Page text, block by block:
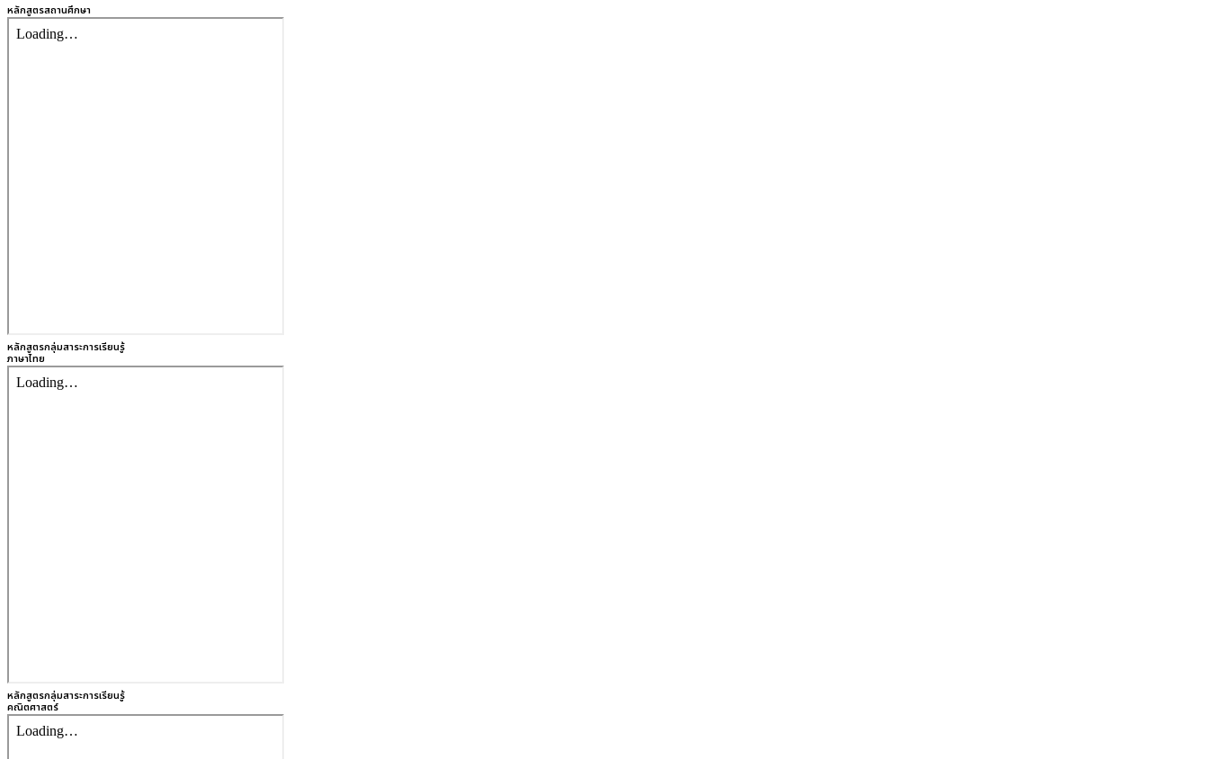
หลักสูตรสถานศึกษา
หลักสูตรกลุ่มสาระการเรียนรู้
ภาษาไทย
หลักสูตรกลุ่มสาระการเรียนรู้
คณิตศาสตร์